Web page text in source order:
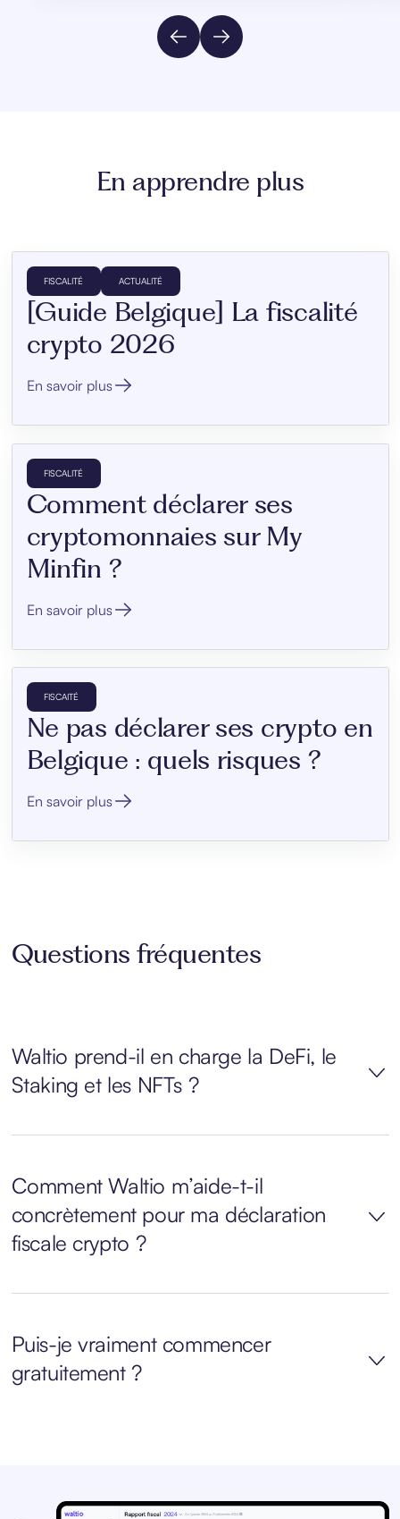
En apprendre plus
FISCALITÉ ACTUALITÉ
[Guide Belgique] La fiscalité
crypto 2026
En savoir plus
FISCALITÉ
Comment déclarer ses
cryptomonnaies sur My
Minfin ?
En savoir plus
FISCAITÉ
Ne pas déclarer ses crypto en
Belgique : quels risques ?
En savoir plus
Questions fréquentes
Waltio prend-il en charge la DeFi, le
Staking et les NFTs ?
Comment Waltio m’aide-t-il
concrètement pour ma déclaration
fiscale crypto ?
Puis-je vraiment commencer
gratuitement ?